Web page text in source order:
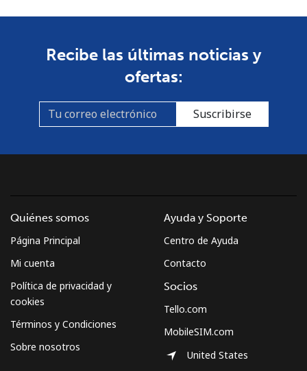
Recibe las últimas noticias y
ofertas:
Suscribirse
Quiénes somos
Página Principal
Mi cuenta
Política de privacidad y
cookies
Términos y Condiciones
Sobre nosotros
Ayuda y Soporte
Centro de Ayuda
Contacto
Socios
Tello.com
MobileSIM.com
United States